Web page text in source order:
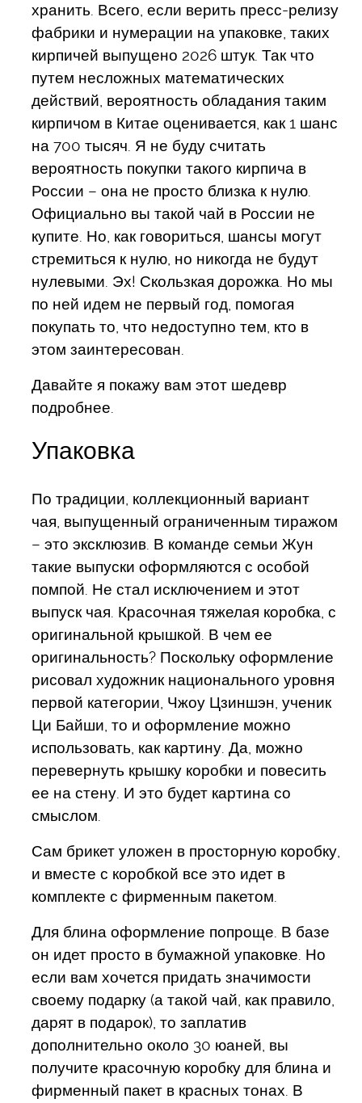
хранить. Всего, если верить пресс-релизу
фабрики и нумерации на упаковке, таких
кирпичей выпущено 2026 штук. Так что
путем несложных математических
действий, вероятность обладания таким
кирпичом в Китае оценивается, как 1 шанс
на 700 тысяч. Я не буду считать
вероятность покупки такого кирпича в
России – она не просто близка к нулю.
Официально вы такой чай в России не
купите. Но, как говориться, шансы могут
стремиться к нулю, но никогда не будут
нулевыми. Эх! Скользкая дорожка. Но мы
по ней идем не первый год, помогая
покупать то, что недоступно тем, кто в
этом заинтересован.
Давайте я покажу вам этот шедевр
подробнее.
Упаковка
По традиции, коллекционный вариант
чая, выпущенный ограниченным тиражом
– это эксклюзив. В команде семьи Жун
такие выпуски оформляются с особой
помпой. Не стал исключением и этот
выпуск чая. Красочная тяжелая коробка, с
оригинальной крышкой. В чем ее
оригинальность? Поскольку оформление
рисовал художник национального уровня
первой категории, Чжоу Цзиншэн, ученик
Ци Байши, то и оформление можно
использовать, как картину. Да, можно
перевернуть крышку коробки и повесить
ее на стену. И это будет картина со
смыслом.
Сам брикет уложен в просторную коробку,
и вместе с коробкой все это идет в
комплекте с фирменным пакетом.
Для блина оформление попроще. В базе
он идет просто в бумажной упаковке. Но
если вам хочется придать значимости
своему подарку (а такой чай, как правило,
дарят в подарок), то заплатив
дополнительно около 30 юаней, вы
получите красочную коробку для блина и
фирменный пакет в красных тонах. В